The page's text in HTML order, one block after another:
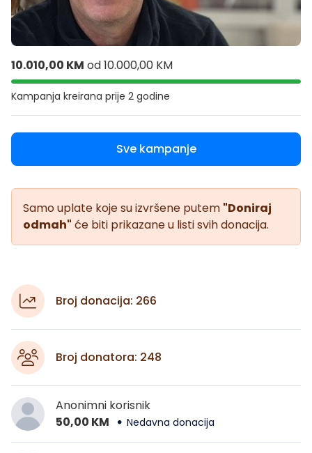
10.010,00 KM od10.000,00 KM
Kampanja kreirana prije 2 godine
Sve kampanje
Samo uplate koje su izvršene putem "Doniraj
odmah" će biti prikazane u listi svih donacija.
Broj donacija: 266
Broj donatora: 248
Anonimni korisnik
50,00 KM
Nedavna donacija